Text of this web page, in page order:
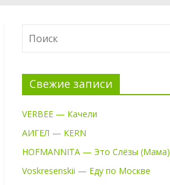
Свежие записи
VERBEE — Качели
АИГЕЛ — KERN
HOFMANNITA — Это Слёзы (Мама)
Voskresenskii — Еду по Москве